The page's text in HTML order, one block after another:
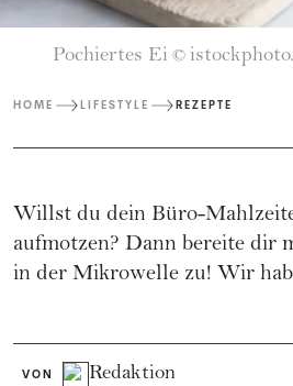
Pochiertes Ei ©
HOME LIFESTYLE REZEPTE
Willst du dein Büro-
aufmotzen? Dann bereite dir
in der Mikrowelle zu! Wir
VON Redaktion